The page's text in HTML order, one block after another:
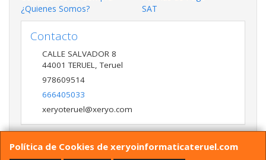
Política de Cookies de xeryoinformaticateruel.com
¿Quienes Somos?
SAT
Contacto
CALLE SALVADOR 8
44001 TERUEL,Teruel
978609514
666405033
xeryoteruel@xeryo.com
Horario